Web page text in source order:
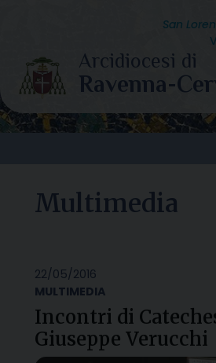
content
San
Multimedia
22/05/2016
MULTIMEDIA
Incontri di
Giuseppe Verucchi